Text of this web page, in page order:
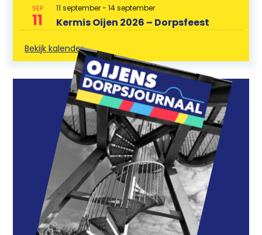
i
c
h
SEP
11
11 september-14 september
Kermis Oijen 2026 – Dorpsfeest
Bekijk kalender